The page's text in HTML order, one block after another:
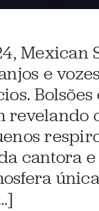
Mexican
e
cantora